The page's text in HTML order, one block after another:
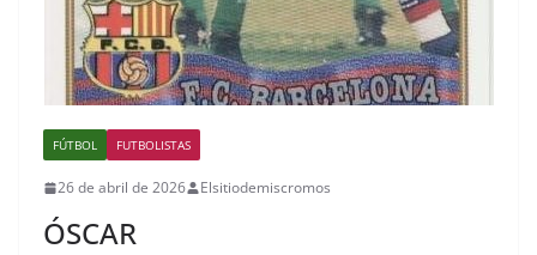
FÚTBOL FUTBOLISTAS
26 de abril de 2026 Elsitiodemiscromos
ÓSCAR